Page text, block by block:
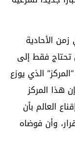
الأحادية
فقط إلى
الذي يوزع
هذا المركز
العالم بأن
وأن فوضاه